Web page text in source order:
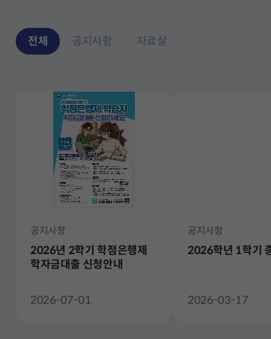
전체 공지사항 자료실
공지사항
2026년 2학기 학점은행제
학자금대출 신청안내
2026-07-01
공지사항
2026학년 1학기
2026-03-17